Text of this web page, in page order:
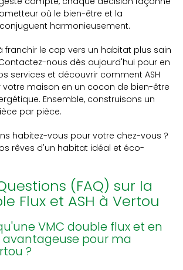
où le bien-être et la
harmonieusement.
franchir le cap vers un habitat plus sain
nous dès aujourd'hui pour en
services et découvrir comment ASH
maison en un cocon de bien-être
Ensemble, construisons un
par pièce.
habitez-vous pour votre chez-vous ?
rêves d'un habitat idéal et éco-
(FAQ) sur la
Flux et ASH à Vertou
VMC double flux et en
pour ma
?